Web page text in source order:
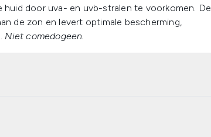
door uva- en uvb-stralen te voorkomen. De
de zon en levert optimale bescherming,
Niet comedogeen.